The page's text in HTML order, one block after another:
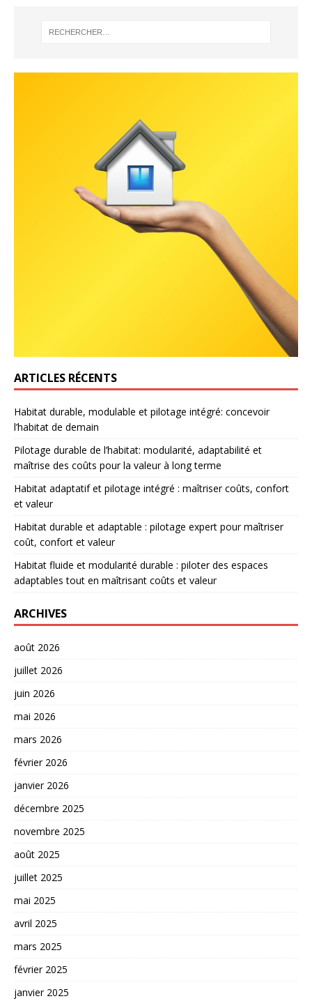
ARTICLES RÉCENTS
Habitat durable, modulable et pilotage intégré: concevoir
l’habitat de demain
Pilotage durable de l’habitat: modularité, adaptabilité et
maîtrise des coûts pour la valeur à long terme
Habitat adaptatif et pilotage intégré : maîtriser coûts, confort
et valeur
Habitat durable et adaptable : pilotage expert pour maîtriser
coût, confort et valeur
Habitat fluide et modularité durable : piloter des espaces
adaptables tout en maîtrisant coûts et valeur
ARCHIVES
août 2026
juillet 2026
juin 2026
mai 2026
mars 2026
février 2026
janvier 2026
décembre 2025
novembre 2025
août 2025
juillet 2025
mai 2025
avril 2025
mars 2025
février 2025
janvier 2025